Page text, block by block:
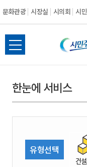
문화관광 시장실 시의회 시
전
체
뉴
열
한눈에 서비스
유형선택
건